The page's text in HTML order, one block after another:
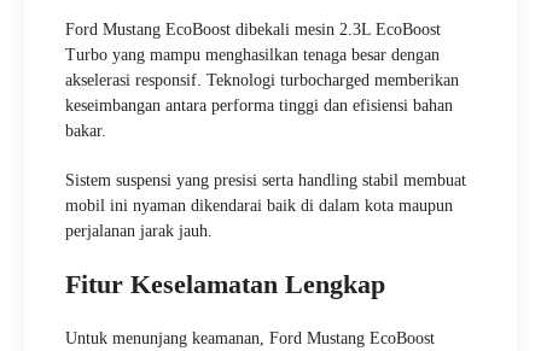
Ford Mustang EcoBoost dibekali mesin 2.3L EcoBoost
Turbo yang mampu menghasilkan tenaga besar dengan
akselerasi responsif. Teknologi turbocharged memberikan
keseimbangan antara performa tinggi dan efisiensi bahan
bakar.
Sistem suspensi yang presisi serta handling stabil membuat
mobil ini nyaman dikendarai baik di dalam kota maupun
perjalanan jarak jauh.
Fitur Keselamatan Lengkap
Untuk menunjang keamanan, Ford Mustang EcoBoost